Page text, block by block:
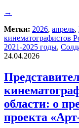
→
Метки: 2026, апрель,
кинематографистов
2021-2025 годы,
24.04.2026
области: о
проекта